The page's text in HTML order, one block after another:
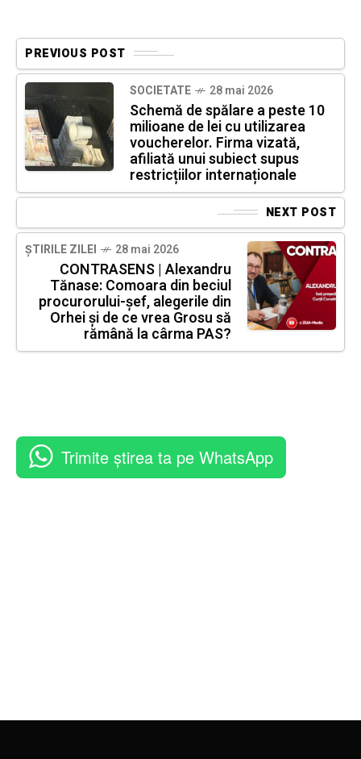
PREVIOUS POST
SOCIETATE 28 mai 2026
Schemă de spălare a peste 10
milioane de lei cu utilizarea
voucherelor. Firma vizată,
afiliată unui subiect supus
restricțiilor internaționale
NEXT POST
ȘTIRILE ZILEI 28 mai 2026
CONTRASENS | Alexandru
Tănase: Comoara din beciul
procurorului-șef, alegerile din
Orhei și de ce vrea Grosu să
rămână la cârma PAS?
Trimite știrea ta pe WhatsApp